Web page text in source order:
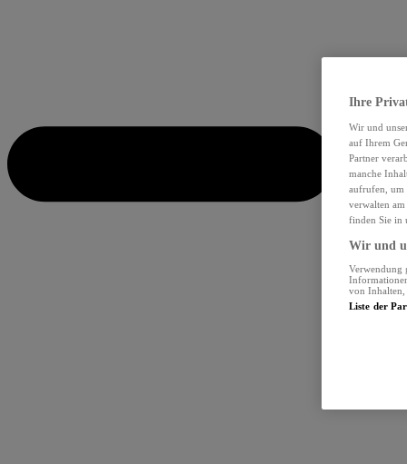
Ihre
Wir und
auf Ihrem
Partner
manche
aufrufen, um
verwalten
finden Sie in
Wir und
Verwendung
von Inhalten,
Liste der